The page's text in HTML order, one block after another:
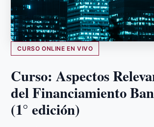
CURSO ONLINE EN VIVO
Curso: Aspectos
del Financiamiento
(1° edición)